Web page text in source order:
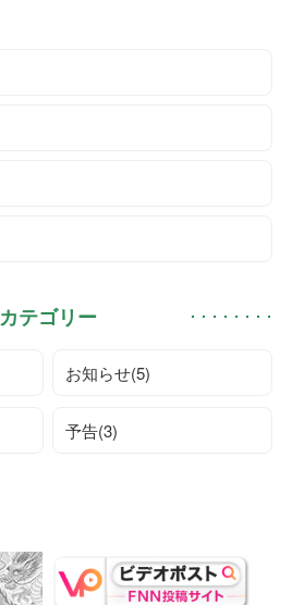
カテゴリー
お知らせ(5)
予告(3)